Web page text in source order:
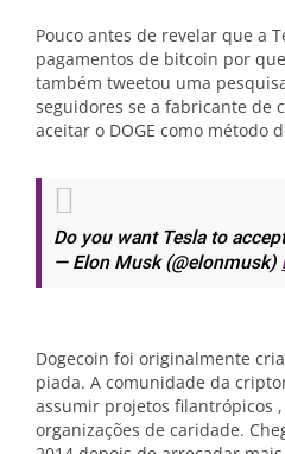
Pouco antes de revelar que a
pagamentos de bitcoin por
também tweetou uma
seguidores se a fabricante de
aceitar o DOGE como método
Do you want Tesla to
— Elon Musk (@elonmusk)
Dogecoin foi originalmente
piada. A comunidade da
assumir projetos filantrópicos
organizações de caridade.